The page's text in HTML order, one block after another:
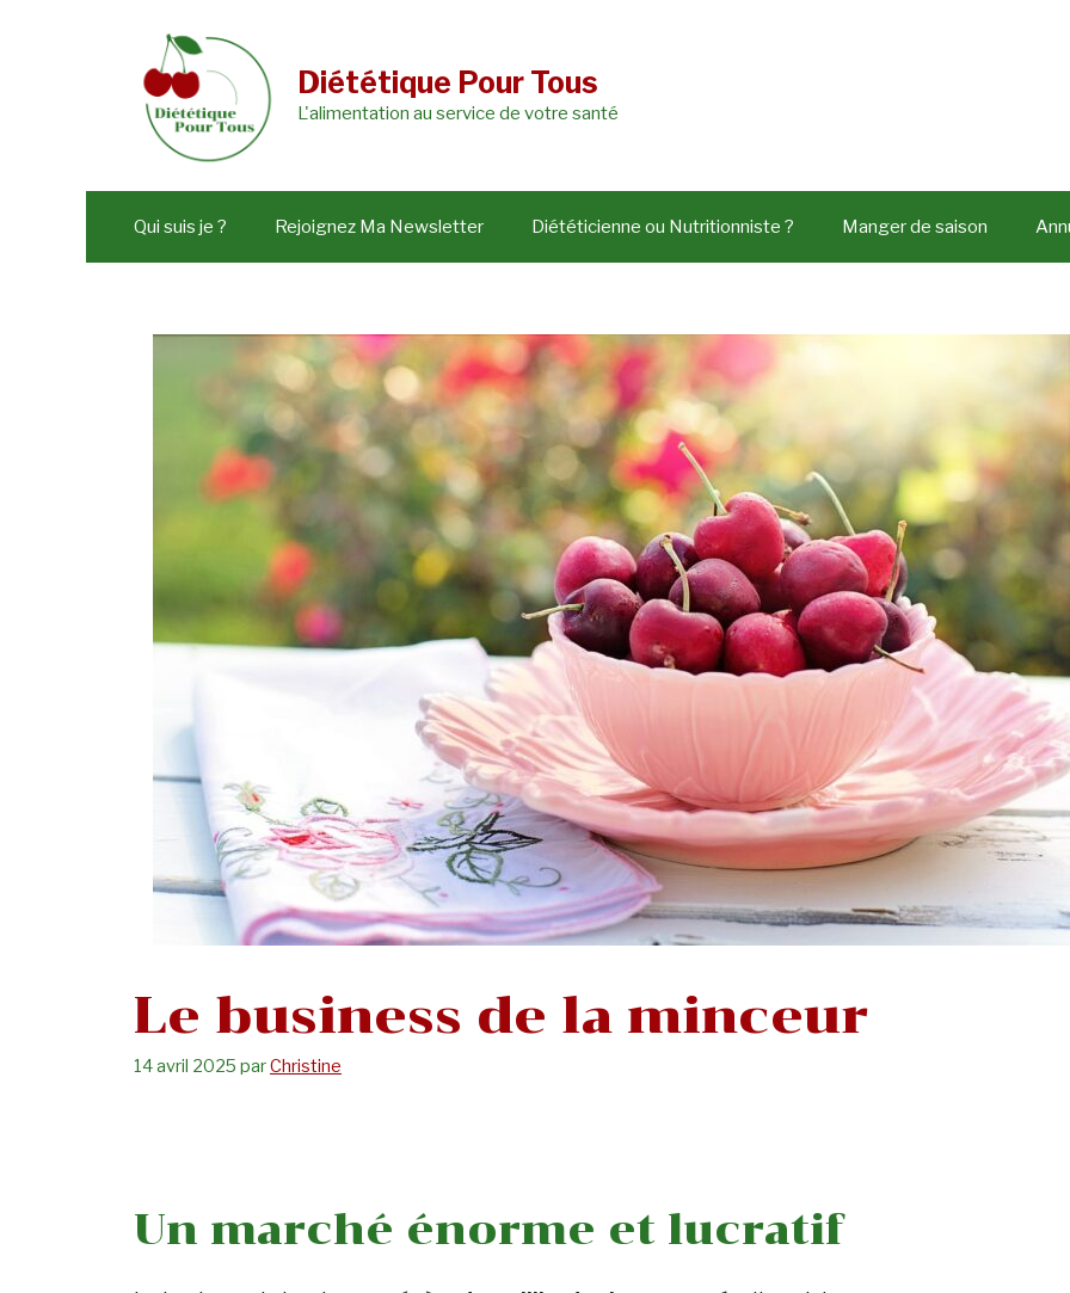
Diététique Pour Tous
L'alimentation au service de votre santé
Qui suis je ? Rejoignez Ma Newsletter Diététicienne ou Nutritionniste ? Manger de saison
Le business de la minceur
14 avril 2025 parChristine
Un marché énorme et lucratif